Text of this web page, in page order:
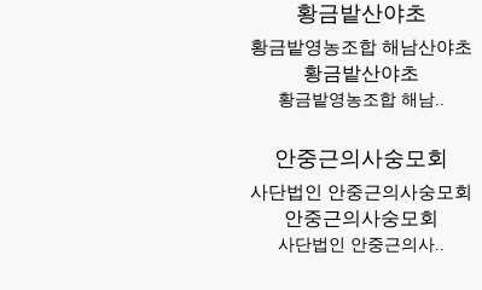
황금밭산야초
황금밭영농조합 해남산야초
황금밭산야초
황금밭영농조합 해남..
안중근의사숭모회
사단법인 안중근의사숭모회
안중근의사숭모회
사단법인 안중근의사..